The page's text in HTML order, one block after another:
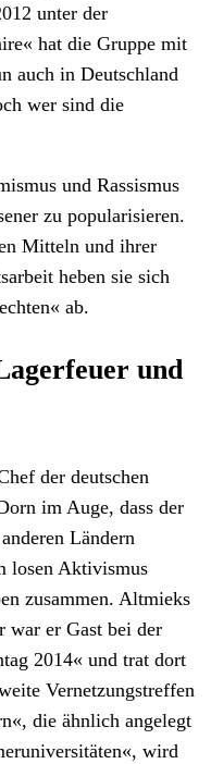
unter der
hat die Gruppe mit
auch in Deutschland
wer sind die
und Rassismus
zu popularisieren.
Mitteln und ihrer
heben sie sich
ab.
und
der deutschen
im Auge, dass der
Ländern
losen Aktivismus
zusammen. Altmieks
war er Gast bei der
2014« und trat dort
Vernetzungstreffen
die ähnlich angelegt
wird